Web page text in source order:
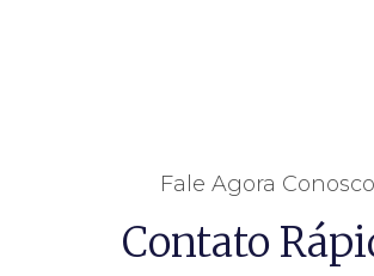
Fale Agora Conosco
Contato